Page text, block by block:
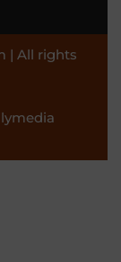
| All rights